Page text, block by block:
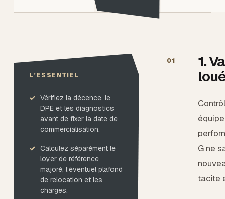
L’ESSENTIEL
Vérifiez la décence, le
DPE et les diagnostics
avant de fixer la date de
commercialisation.
Calculez séparément le
loyer de référence
majoré, l’éventuel plafond
de relocation et les
charges.
01
1.
G ne
tacite